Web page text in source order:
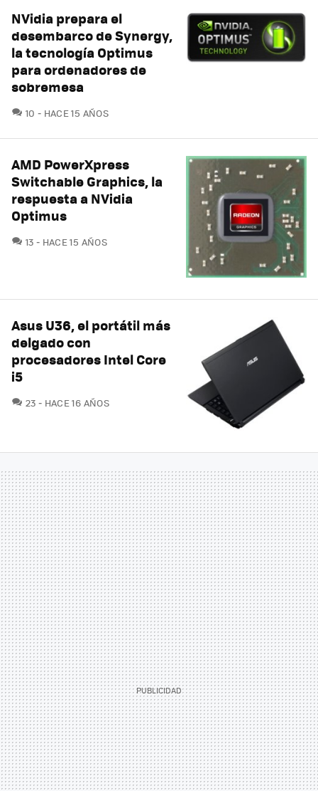
NVidia prepara el
desembarco de Synergy,
la tecnología Optimus
para ordenadores de
sobremesa
10 COMENTARIOS
HACE 15 AÑOS
AMD PowerXpress
Switchable Graphics, la
respuesta a NVidia
Optimus
13 COMENTARIOS
HACE 15 AÑOS
Asus U36, el portátil más
delgado con
procesadores Intel Core
i5
23 COMENTARIOS
HACE 16 AÑOS